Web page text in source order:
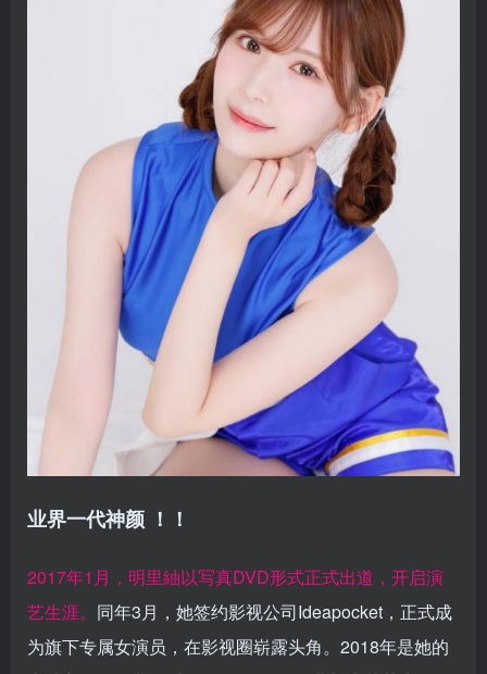
业界一代神颜 ！！
2017年1月，明里紬以写真DVD形式正式出道，开启演
艺生涯。 同年3月，她签约影视公司Ideapocket，正式成
为旗下专属女演员，在影视圈崭露头角。2018年是她的